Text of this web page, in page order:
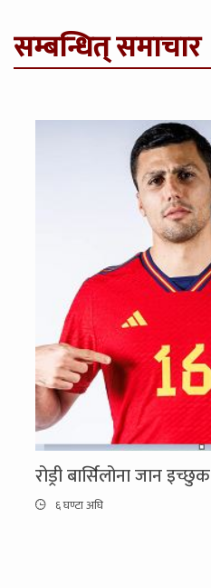
सम्बन्धित् समाचार
रोड्री बार्सिलोना जान इच्छुक
६ घण्टा अघि